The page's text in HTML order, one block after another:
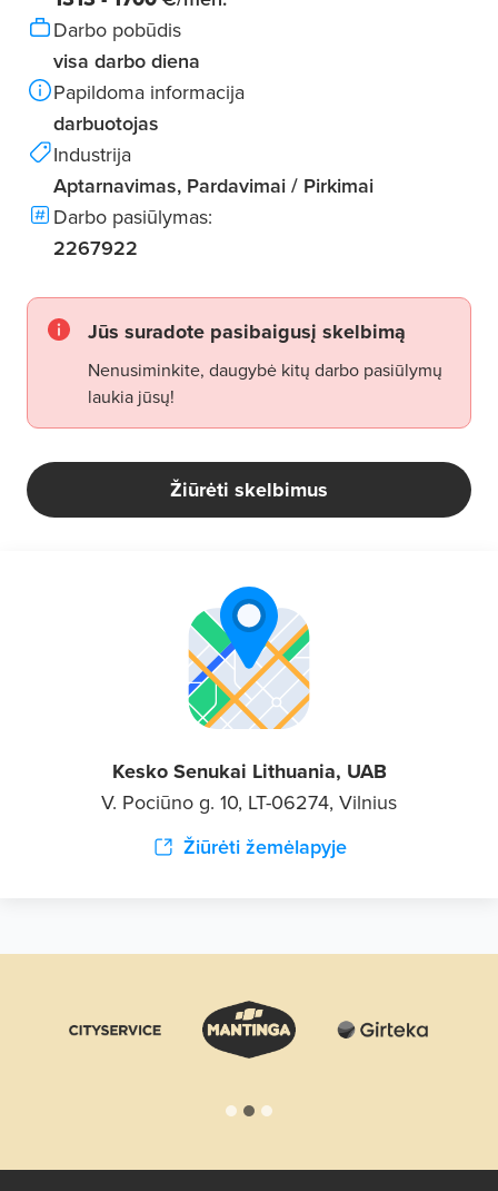
Darbo pobūdis
visa darbo diena
Papildoma informacija
darbuotojas
Industrija
Aptarnavimas, Pardavimai / Pirkimai
Darbo pasiūlymas:
2267922
Jūs suradote pasibaigusį skelbimą
Nenusiminkite, daugybė kitų darbo pasiūlymų
laukia jūsų!
Žiūrėti skelbimus
Kesko Senukai Lithuania, UAB
V. Pociūno g. 10, LT-06274, Vilnius
Žiūrėti žemėlapyje